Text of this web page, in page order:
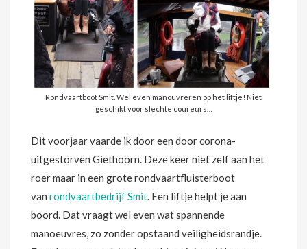
Rondvaartboot Smit. Wel even manouvreren op het liftje! Niet
geschikt voor slechte coureurs…
Dit voorjaar vaarde ik door een door corona-
uitgestorven Giethoorn. Deze keer niet zelf aan het
roer maar in een grote rondvaartfluisterboot
van rondvaartbedrijf Smit. Een liftje helpt je aan
boord. Dat vraagt wel even wat spannende
manoeuvres, zo zonder opstaand veiligheidsrandje.